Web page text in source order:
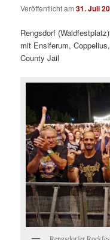
Veröffentlicht am31. Juli
Rengsdorf
mit Ensiferum,
County Jail
Rengsdorfer